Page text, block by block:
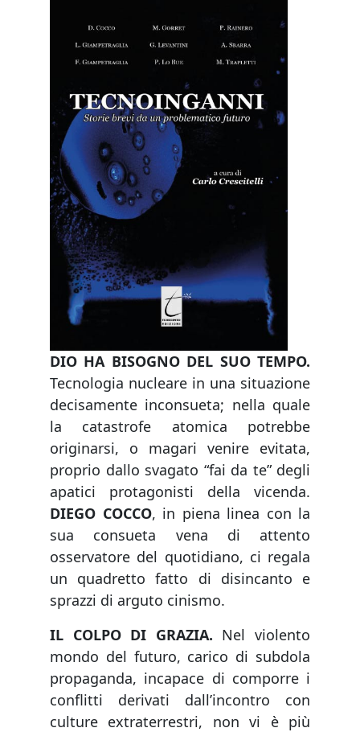
DIO HA BISOGNO DEL SUO TEMPO.
Tecnologia nucleare in una situazione
decisamente inconsueta; nella quale
la catastrofe atomica potrebbe
originarsi, o magari venire evitata,
proprio dallo svagato “fai da te” degli
apatici protagonisti della vicenda.
DIEGO COCCO, in piena linea con la
sua consueta vena di attento
osservatore del quotidiano, ci regala
un quadretto fatto di disincanto e
sprazzi di arguto cinismo.
IL COLPO DI GRAZIA. Nel violento
mondo del futuro, carico di subdola
propaganda, incapace di comporre i
conflitti derivati dall’incontro con
culture extraterrestri, non vi è più